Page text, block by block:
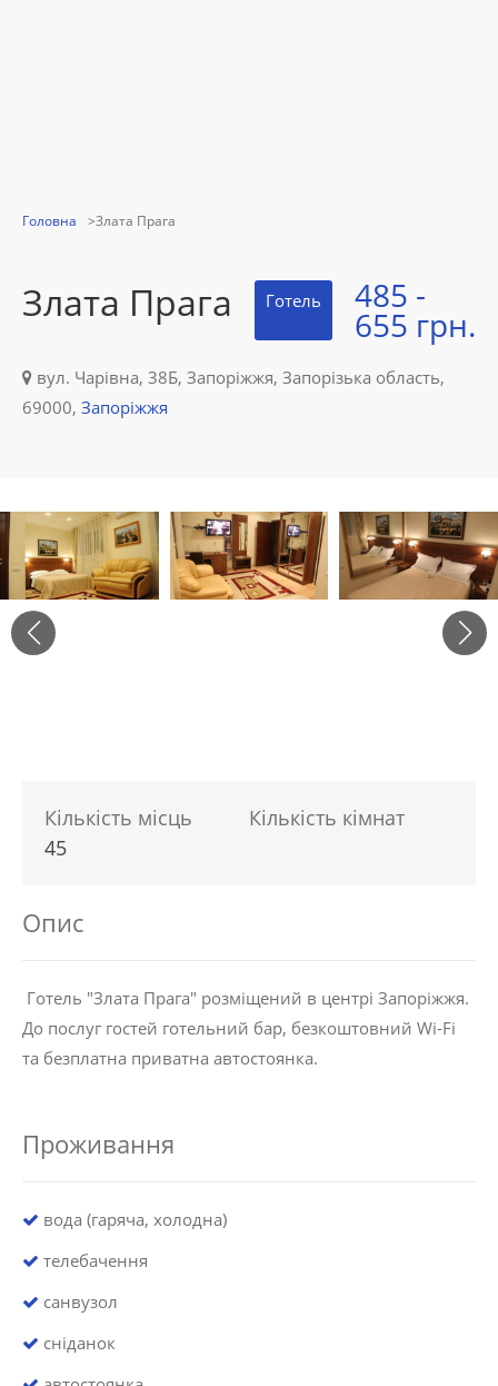
Головна Злата Прага
Злата Прага Готель 485 -
655 грн.
вул. Чарівна, 38Б, Запоріжжя, Запорізька область,
69000, Запоріжжя
Кількість місць
45
Кількість кімнат
Опис
Готель "Злата Прага" розміщений в центрі Запоріжжя.
До послуг гостей готельний бар, безкоштовний Wi-Fi
та безплатна приватна автостоянка.
Проживання
вода (гаряча, холодна)
телебачення
санвузол
сніданок